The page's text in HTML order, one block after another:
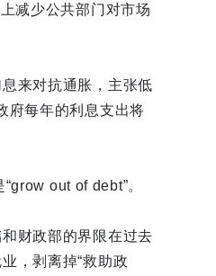
减少公共部门对市场
来对抗通胀，主张低
府每年的利息支出将
out of debt”。
财政部的界限在过去
，剥离掉“救助政